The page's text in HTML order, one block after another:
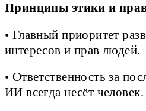
Принципы этики и
• Главный приоритет
интересов и прав людей.
• Ответственность за
ИИ всегда несёт человек.